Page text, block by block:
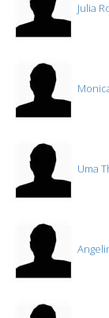
Julia
Uma